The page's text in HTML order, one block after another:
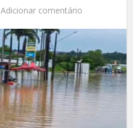
Adicionar comentário